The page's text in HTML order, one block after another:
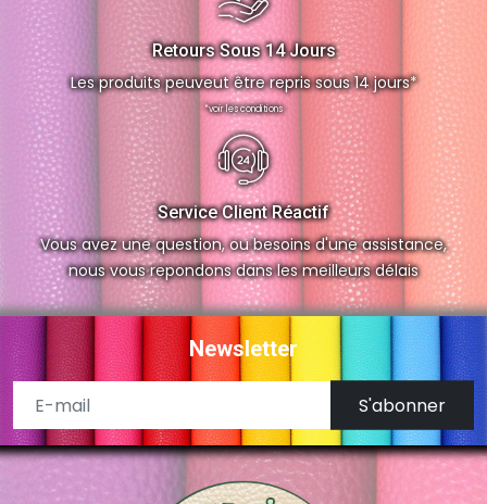
Retours Sous 14 Jours
Les produits peuveut être repris sous 14 jours*
*voir les conditions
Service Client Réactif
Vous avez une question, ou besoins d'une assistance,
nous vous repondons dans les meilleurs délais
Newsletter
S'abonner